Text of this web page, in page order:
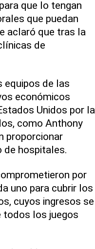
que lo tengan
que puedan
aclaró que tras la
de
equipos de las
económicos
Unidos por la
como Anthony
proporcionar
de hospitales.
por
uno para cubrir los
cuyos ingresos se
todos los juegos